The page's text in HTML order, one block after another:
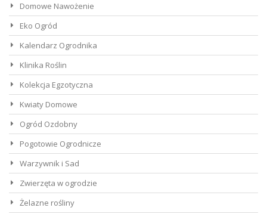
Domowe Nawożenie
Eko Ogród
Kalendarz Ogrodnika
Klinika Roślin
Kolekcja Egzotyczna
Kwiaty Domowe
Ogród Ozdobny
Pogotowie Ogrodnicze
Warzywnik i Sad
Zwierzęta w ogrodzie
Żelazne rośliny